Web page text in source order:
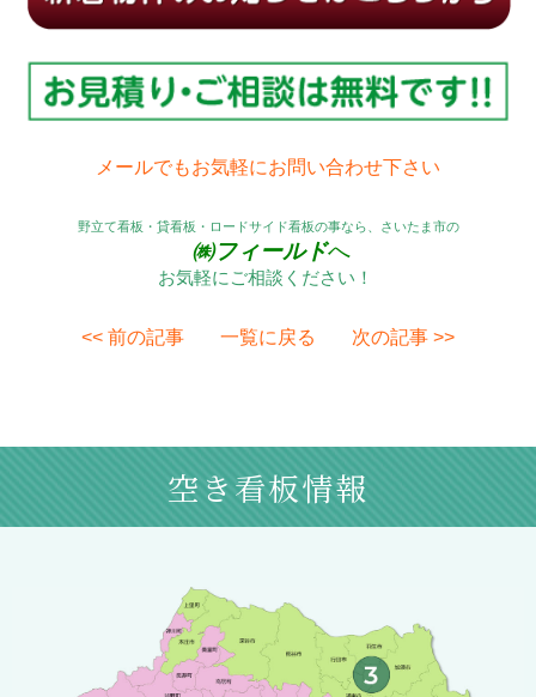
メールでもお気軽にお問い合わせ下さい
野立て看板・貸看板・ロードサイド看板の事なら、さいたま市の
㈱フィールドへ
お気軽にご相談ください！
<< 前の記事 一覧に戻る 次の記事 >>
空き看板情報